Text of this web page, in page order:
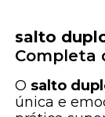
salto
Completa
O salto
única e